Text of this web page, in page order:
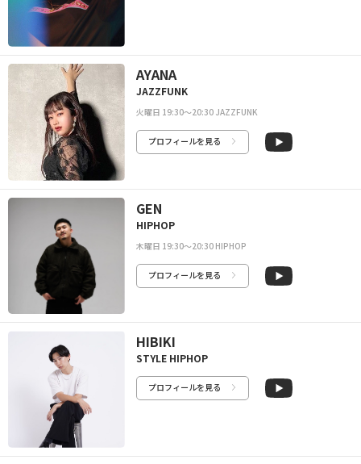
AYANA
JAZZFUNK
火曜日 19:30〜20:30 JAZZFUNK
プロフィールを見る
GEN
HIPHOP
木曜日 19:30〜20:30 HIPHOP
プロフィールを見る
HIBIKI
STYLE HIPHOP
プロフィールを見る